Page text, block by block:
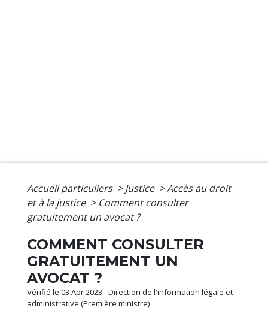
Accueil particuliers > Justice >Accès au droit
et à la justice > Comment consulter
gratuitement un avocat ?
COMMENT CONSULTER
GRATUITEMENT UN
AVOCAT ?
Vérifié le 03 Apr 2023 - Direction de l'information légale et
administrative (Première ministre)